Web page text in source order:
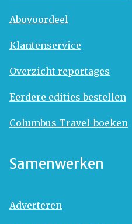
Abovoordeel
Klantenservice
Overzicht reportages
Eerdere edities bestellen
Columbus Travel-boeken
Samenwerken
Adverteren